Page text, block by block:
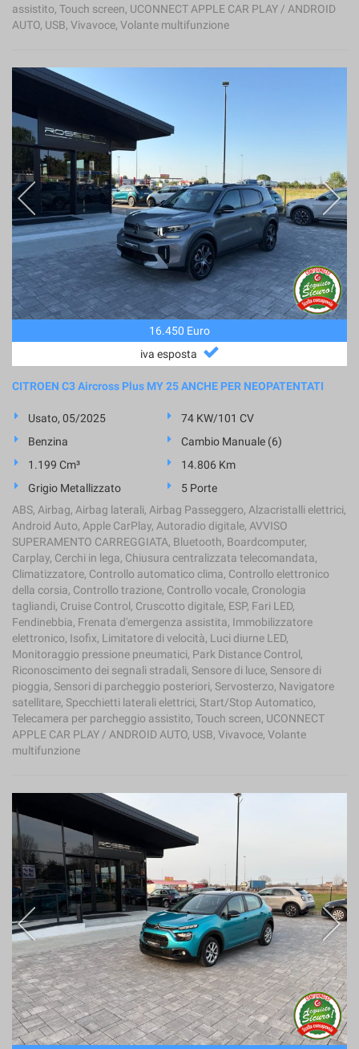
assistito, Touch screen, UCONNECT APPLE CAR PLAY / ANDROID
AUTO, USB, Vivavoce, Volante multifunzione
16.450 Euro
iva esposta
CITROEN C3 Aircross Plus MY 25 ANCHE PER NEOPATENTATI
Usato, 05/2025
74 KW/101 CV
Benzina
Cambio Manuale (6)
1.199 Cm³
14.806 Km
Grigio Metallizzato
5 Porte
ABS, Airbag, Airbag laterali, Airbag Passeggero, Alzacristalli elettrici,
Android Auto, Apple CarPlay, Autoradio digitale, AVVISO
SUPERAMENTO CARREGGIATA, Bluetooth, Boardcomputer,
Carplay, Cerchi in lega, Chiusura centralizzata telecomandata,
Climatizzatore, Controllo automatico clima, Controllo elettronico
della corsia, Controllo trazione, Controllo vocale, Cronologia
tagliandi, Cruise Control, Cruscotto digitale, ESP, Fari LED,
Fendinebbia, Frenata d'emergenza assistita, Immobilizzatore
elettronico, Isofix, Limitatore di velocità, Luci diurne LED,
Monitoraggio pressione pneumatici, Park Distance Control,
Riconoscimento dei segnali stradali, Sensore di luce, Sensore di
pioggia, Sensori di parcheggio posteriori, Servosterzo, Navigatore
satellitare, Specchietti laterali elettrici, Start/Stop Automatico,
Telecamera per parcheggio assistito, Touch screen, UCONNECT
APPLE CAR PLAY / ANDROID AUTO, USB, Vivavoce, Volante
multifunzione